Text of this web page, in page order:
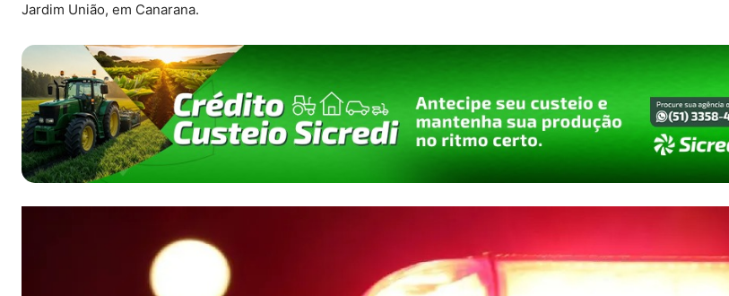
Jardim União, em Canarana.